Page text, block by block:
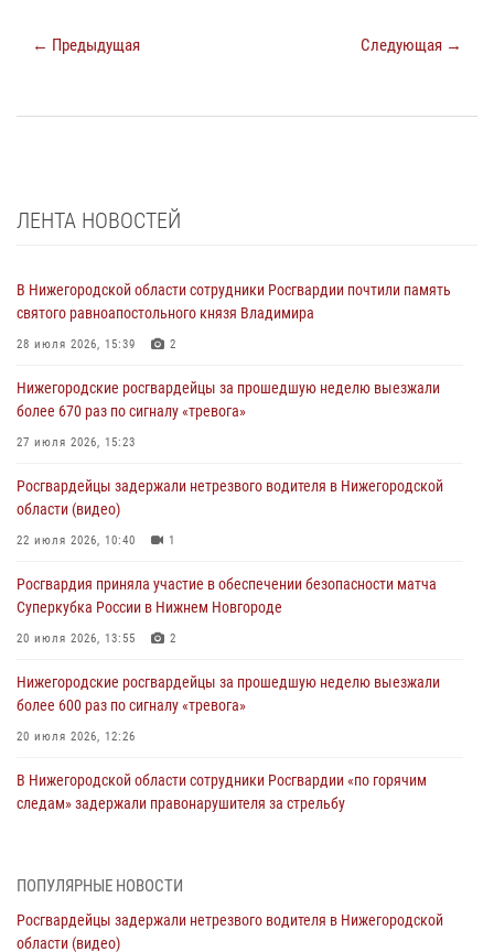
← Предыдущая Следующая →
ЛЕНТА НОВОСТЕЙ
В Нижегородской области сотрудники Росгвардии почтили память
святого равноапостольного князя Владимира
28 июля 2026, 15:39 2
Нижегородские росгвардейцы за прошедшую неделю выезжали
более 670 раз по сигналу «тревога»
27 июля 2026, 15:23
Росгвардейцы задержали нетрезвого водителя в Нижегородской
области (видео)
22 июля 2026, 10:40 1
Росгвардия приняла участие в обеспечении безопасности матча
Суперкубка России в Нижнем Новгороде
20 июля 2026, 13:55 2
Нижегородские росгвардейцы за прошедшую неделю выезжали
более 600 раз по сигналу «тревога»
20 июля 2026, 12:26
В Нижегородской области сотрудники Росгвардии «по горячим
следам» задержали правонарушителя за стрельбу
В Нижегородской области продолжаются мероприятия в рамках
16 июля 2026, 05:00
ПОПУЛЯРНЫЕ НОВОСТИ
Росгвардейцы задержали нетрезвого водителя в Нижегородской
области (видео)